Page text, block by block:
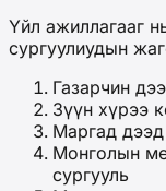
Үйл ажиллагааг
сургуулиудын
Газарчин
Зүүн хүрээ
Маргад дээд
Монголын
сургууль